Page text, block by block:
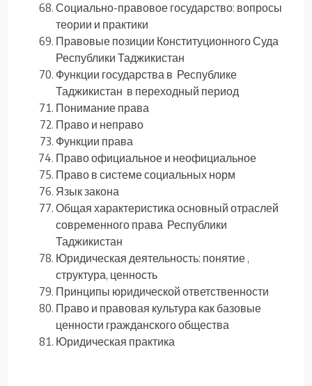
Социально-правовое государство: вопросы
теории и практики
Правовые позиции Конституционного Суда
Республики Таджикистан
Функции государства в Республике
Таджикистан в переходный период
Понимание права
Право и неправо
Функции права
Право официальное и неофициальное
Право в системе социальных норм
Язык закона
Общая характеристика основный отраслей
современного права Республики
Таджикистан
Юридическая деятельность: понятие ,
структура, ценность
Принципы юридической ответственности
Право и правовая культура как базовые
ценности гражданского общества
Юридическая практика